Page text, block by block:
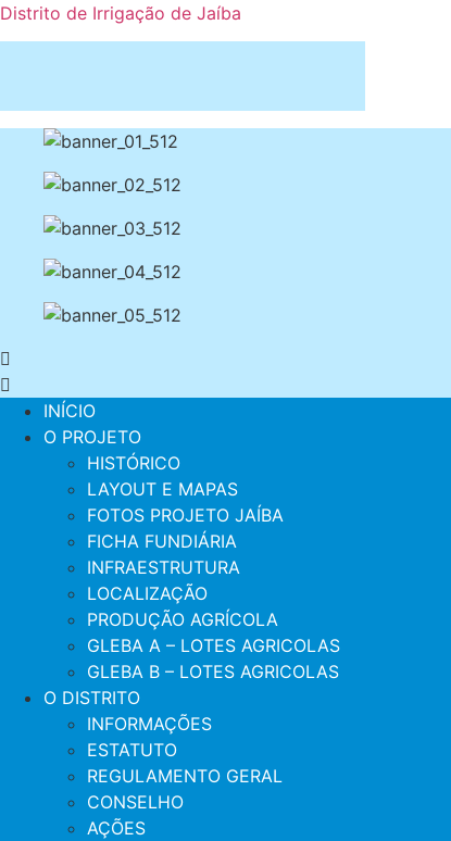
Distrito de Irrigação de Jaíba
INÍCIO
O PROJETO
HISTÓRICO
LAYOUT E MAPAS
FOTOS PROJETO JAÍBA
FICHA FUNDIÁRIA
INFRAESTRUTURA
LOCALIZAÇÃO
PRODUÇÃO AGRÍCOLA
GLEBA A – LOTES AGRICOLAS
GLEBA B – LOTES AGRICOLAS
O DISTRITO
INFORMAÇÕES
ESTATUTO
REGULAMENTO GERAL
CONSELHO
AÇÕES